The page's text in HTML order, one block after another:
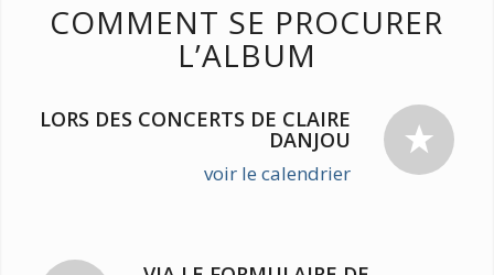
COMMENT SE PROCURER
L’ALBUM
LORS DES CONCERTS DE CLAIRE
DANJOU
voir le calendrier